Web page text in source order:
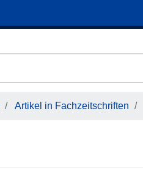
Artikel in Fachzeitschriften